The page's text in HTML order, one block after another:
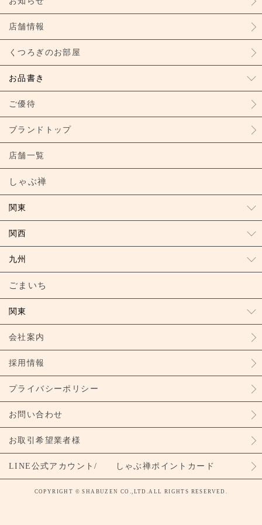
店舗情報
くつろぎのお部屋
お品書き
ご優待
ブランドトップ
店舗一覧
しゃぶ禅
関東
関西
九州
ごまいち
関東
会社案内
採用情報
プライバシーポリシー
お問い合わせ
お取引希望業者様
LINE公式アカウント/ しゃぶ禅ポイントカード
COPYRIGHT © SHABUZEN CO.,LTD.ALL RIGHTS RESERVED.